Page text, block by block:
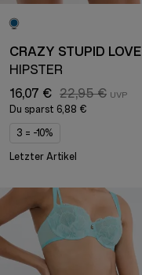
CRAZY STUPID LOVE
HIPSTER
16,07 € 22,95 €
Du sparst 6,88 €
3 = -10%
Letzter Artikel